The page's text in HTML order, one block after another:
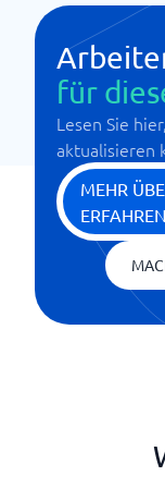
für
Lesen Sie
aktualisieren
MEHR
ERFAHREN